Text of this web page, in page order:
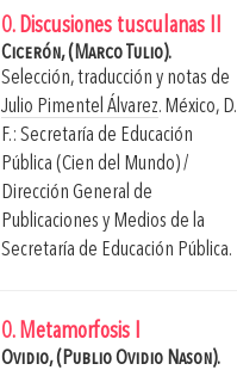
0. Discusiones tusculanas II
Cicerón, (Marco Tulio).
Selección, traducción y notas de
Julio Pimentel Álvarez. México, D.
F.: Secretaría de Educación
Pública (Cien del Mundo) /
Dirección General de
Publicaciones y Medios de la
Secretaría de Educación Pública.
0. Metamorfosis I
Ovidio, (Publio Ovidio Nason).